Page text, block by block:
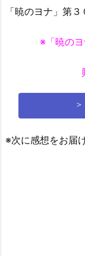
「暁のヨナ」第
※「暁の
※次に感想をお届